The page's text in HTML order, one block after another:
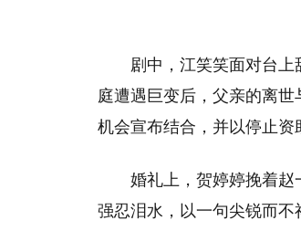
剧中，江笑笑面对台
庭遭遇巨变后，父亲的离
机会宣布结合，并以停止资
婚礼上，贺婷婷挽着
强忍泪水，以一句尖锐而不